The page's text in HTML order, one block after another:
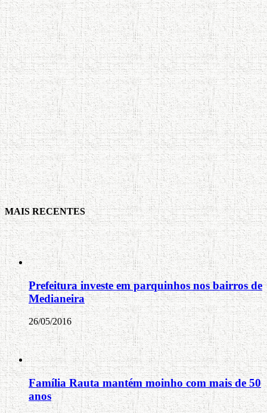
MAIS RECENTES
Prefeitura investe em parquinhos nos bairros de
Medianeira
26/05/2016
Família Rauta mantém moinho com mais de 50
anos